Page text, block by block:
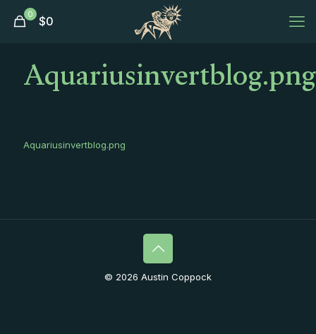
0 $0
Aquariusinvertblog.png
Aquariusinvertblog.png
© 2026 Austin Coppock